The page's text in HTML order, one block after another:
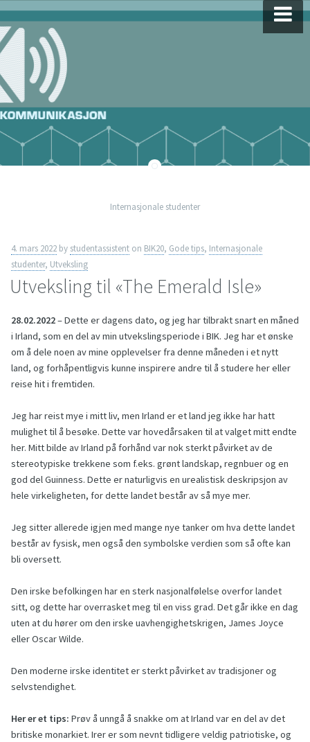
Skip
to
content
Internasjonale studenter
4. mars 2022 by studentassistent on BIK20, Gode tips, Internasjonale
studenter, Utveksling
Utveksling til «The Emerald Isle»
28.02.2022– Dette er dagens dato, og jeg har tilbrakt snart en måned
i Irland, som en del av min utvekslingsperiode i BIK. Jeg har et ønske
om å dele noen av mine opplevelser fra denne måneden i et nytt
land, og forhåpentligvis kunne inspirere andre til å studere her eller
reise hit i fremtiden.
Jeg har reist mye i mitt liv, men Irland er et land jeg ikke har hatt
mulighet til å besøke. Dette var hovedårsaken til at valget mitt endte
her. Mitt bilde av Irland på forhånd var nok sterkt påvirket av de
stereotypiske trekkene som f.eks. grønt landskap, regnbuer og en
god del Guinness. Dette er naturligvis en urealistisk deskripsjon av
hele virkeligheten, for dette landet består av så mye mer.
Jeg sitter allerede igjen med mange nye tanker om hva dette landet
består av fysisk, men også den symbolske verdien som så ofte kan
bli oversett.
Den irske befolkingen har en sterk nasjonalfølelse overfor landet
sitt, og dette har overrasket meg til en viss grad. Det går ikke en dag
uten at du hører om den irske uavhengighetskrigen, James Joyce
eller Oscar Wilde.
Den moderne irske identitet er sterkt påvirket av tradisjoner og
selvstendighet.
Her er et tips: Prøv å unngå å snakke om at Irland var en del av det
britiske monarkiet. Irer er som nevnt tidligere veldig patriotiske, og